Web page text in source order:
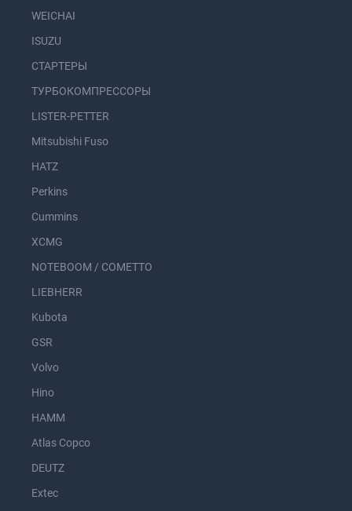
WEICHAI
ISUZU
СТАРТЕРЫ
ТУРБОКОМПРЕССОРЫ
LISTER-PETTER
Mitsubishi Fuso
HATZ
Perkins
Cummins
XCMG
NOTEBOOM / COMETTO
LIEBHERR
Kubota
GSR
Volvo
Hino
HAMM
Atlas Copco
DEUTZ
Extec